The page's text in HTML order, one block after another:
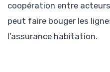
coopération entre
peut faire bouger les
l’assurance habitation.